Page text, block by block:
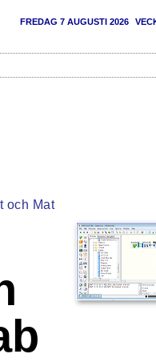
FREDAG 7 AUGUSTI 2026
och Mat